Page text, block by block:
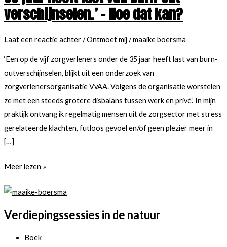
verschijnselen.’ – Hoe dat kan?
Laat een reactie achter/Ontmoet mij/maaike boersma
‘Een op de vijf zorgverleners onder de 35 jaar heeft last van burn-
outverschijnselen, blijkt uit een onderzoek van
zorgverlenersorganisatie VvAA. Volgens de organisatie worstelen
ze met een steeds grotere disbalans tussen werk en privé.’ In mijn
praktijk ontvang ik regelmatig mensen uit de zorgsector met stress
gerelateerde klachten, futloos gevoel en/of geen plezier meer in
[…]
‘Een
de
zorgverleners
Meer lezen »
Verdiepingssessies in de natuur
Boek